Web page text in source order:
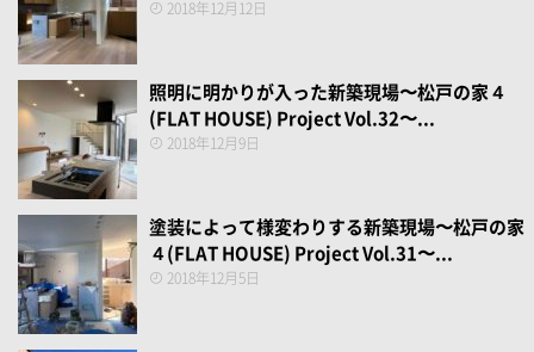
2018年12月12日
照明に明かりが入った新築現場〜松戸の家４
(FLAT HOUSE) Project Vol.32〜...
2018年12月9日
塗装によって様変わりする新築現場〜松戸の家
４(FLAT HOUSE) Project Vol.31〜...
2018年12月5日